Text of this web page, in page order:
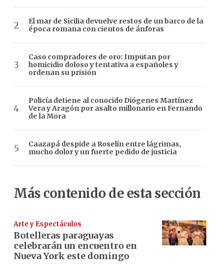
El mar de Sicilia devuelve restos de un barco de la
época romana con cientos de ánforas
Caso compradores de oro: Imputan por
homicidio doloso y tentativa a españoles y
ordenan su prisión
Policía detiene al conocido Diógenes Martínez
Vera y Aragón por asalto millonario en Fernando
de la Mora
Caazapá despide a Roselín entre lágrimas,
mucho dolor y un fuerte pedido de justicia
Más contenido de esta sección
Arte y Espectáculos
Botelleras paraguayas
celebrarán un encuentro en
Nueva York este domingo